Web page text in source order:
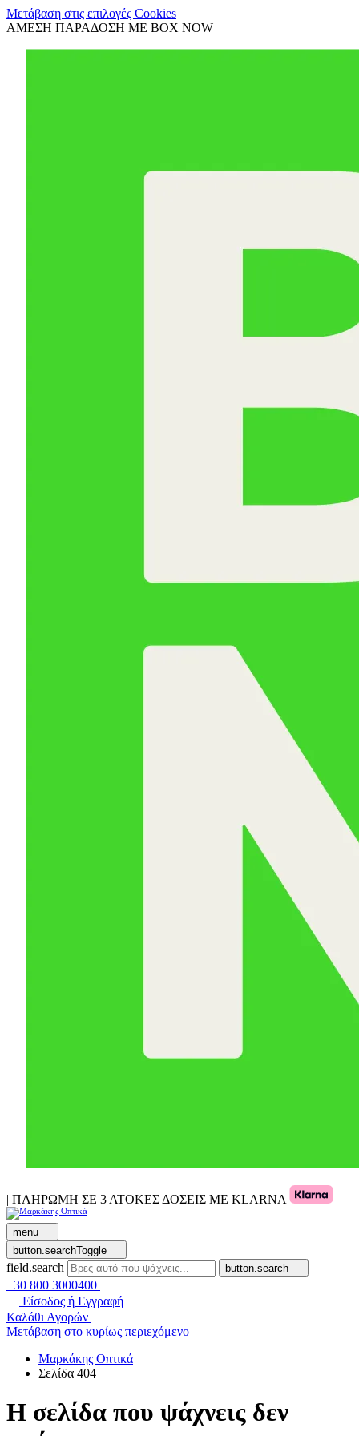
Μετάβαση στις επιλογές Cookies
ΑΜΕΣΗ ΠΑΡΑΔΟΣΗ ΜΕ BOX NOW
| ΠΛΗΡΩΜΗ ΣΕ 3 ΑΤΟΚΕΣ ΔΟΣΕΙΣ ΜΕ KLARNA
menu
button.searchToggle
field.search button.search
+30 800 3000400
Είσοδος ή Εγγραφή
Καλάθι Αγορών
Μετάβαση στο κυρίως περιεχόμενο
Μαρκάκης Οπτικά
Σελίδα 404
Η σελίδα που ψάχνεις δεν